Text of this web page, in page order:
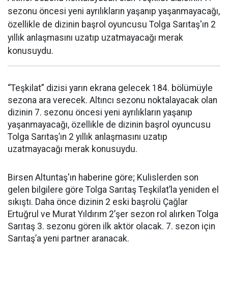
sezonu öncesi yeni ayrılıkların yaşanıp yaşanmayacağı,
özellikle de dizinin başrol oyuncusu Tolga Sarıtaş'ın 2
yıllık anlaşmasını uzatıp uzatmayacağı merak
konusuydu.
“Teşkilat” dizisi yarın ekrana gelecek 184. bölümüyle
sezona ara verecek. Altıncı sezonu noktalayacak olan
dizinin 7. sezonu öncesi yeni ayrılıkların yaşanıp
yaşanmayacağı, özellikle de dizinin başrol oyuncusu
Tolga Sarıtaş’ın 2 yıllık anlaşmasını uzatıp
uzatmayacağı merak konusuydu.
Birsen Altuntaş'ın haberine göre; Kulislerden son
gelen bilgilere göre Tolga Sarıtaş Teşkilat’la yeniden el
sıkıştı. Daha önce dizinin 2 eski başrolü Çağlar
Ertuğrul ve Murat Yıldırım 2’şer sezon rol alırken Tolga
Sarıtaş 3. sezonu gören ilk aktör olacak. 7. sezon için
Sarıtaş’a yeni partner aranacak.